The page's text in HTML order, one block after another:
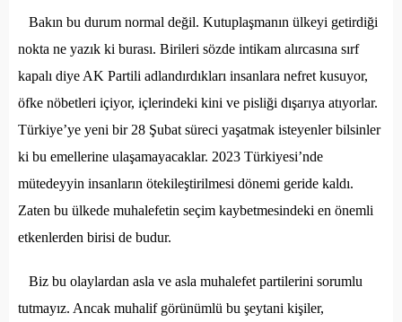
Bakın bu durum normal değil. Kutuplaşmanın ülkeyi getirdiği
nokta ne yazık ki burası. Birileri sözde intikam alırcasına sırf
kapalı diye AK Partili adlandırdıkları insanlara nefret kusuyor,
öfke nöbetleri içiyor, içlerindeki kini ve pisliği dışarıya atıyorlar.
Türkiye’ye yeni bir 28 Şubat süreci yaşatmak isteyenler bilsinler
ki bu emellerine ulaşamayacaklar. 2023 Türkiyesi’nde
mütedeyyin insanların ötekileştirilmesi dönemi geride kaldı.
Zaten bu ülkede muhalefetin seçim kaybetmesindeki en önemli
etkenlerden birisi de budur.
Biz bu olaylardan asla ve asla muhalefet partilerini sorumlu
tutmayız. Ancak muhalif görünümlü bu şeytani kişiler,